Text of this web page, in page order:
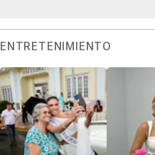
ENTRETENIMIENTO